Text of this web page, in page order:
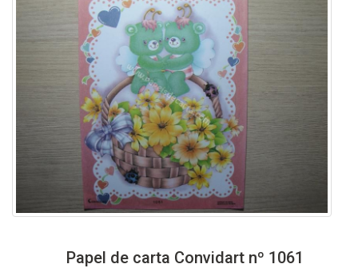
Papel de carta Convidart nº 1061